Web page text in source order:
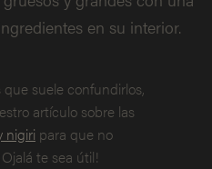
en su interior.
suele confundirlos,
artículo sobre las
nigiri para que no
te sea útil!